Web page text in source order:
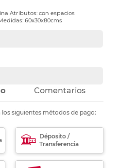
Atributos: con espacios
60x30x80cms
Comentarios
siguientes métodos de pago:
Déposito /
Transferencia